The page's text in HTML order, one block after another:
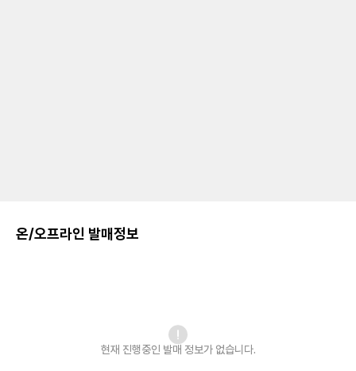
온/오프라인 발매정보
현재 진행중인 발매 정보가 없습니다.